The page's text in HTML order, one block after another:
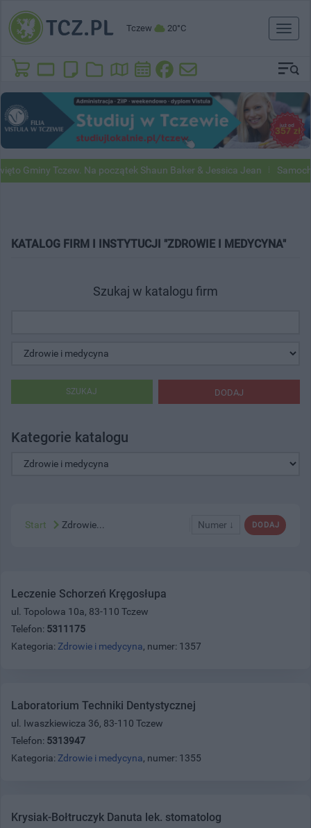
Tczew 20°C
Toggle
Gminy Tczew. Na początek Shaun Baker & Jessica Jean
KATALOG FIRM I INSTYTUCJI "ZDROWIE I MEDYCYNA"
Szukaj w katalogu firm
DODAJ
SZUKAJ
Kategorie katalogu
DODAJ
Numer ↓
Start Zdrowie...
Leczenie Schorzeń Kręgosłupa
ul. Topolowa 10a, 83-110 Tczew
Telefon: 5311175
Kategoria: Zdrowie i medycyna, numer: 1357
Laboratorium Techniki Dentystycznej
ul. Iwaszkiewicza 36, 83-110 Tczew
Telefon: 5313947
Kategoria: Zdrowie i medycyna, numer: 1355
Krysiak-Bołtruczyk Danuta lek. stomatolog